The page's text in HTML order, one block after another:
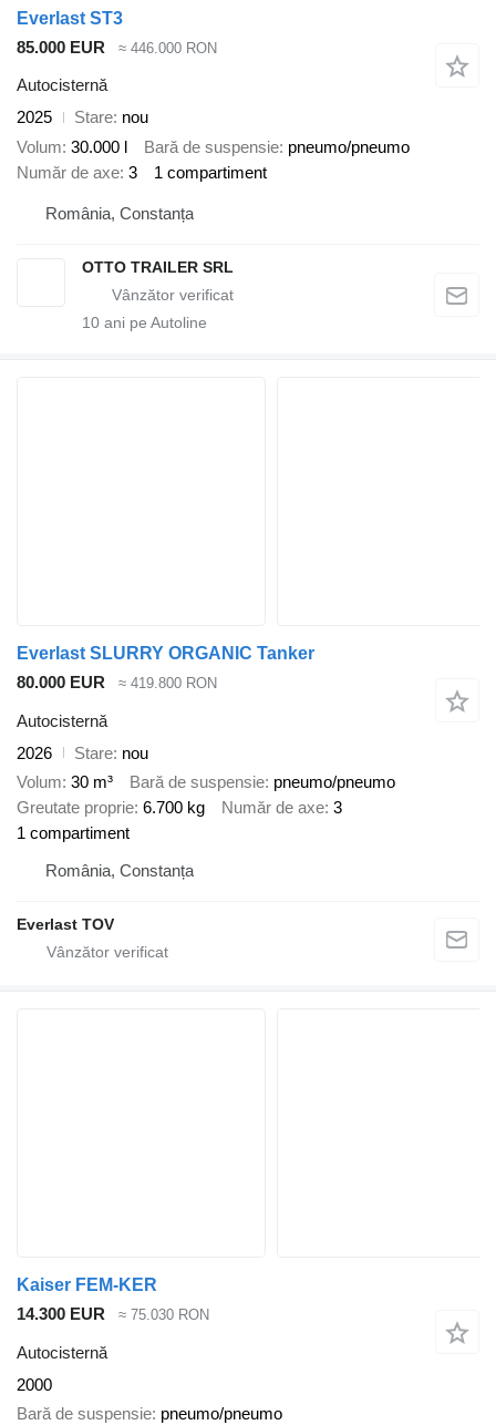
Everlast ST3
85.000 EUR
≈ 446.000 RON
Autocisternă
2025
Stare nou
Volum 30.000 l Bară de suspensie pneumo/pneumo
Număr de axe 3 1 compartiment
România, Constanța
OTTO TRAILER SRL
10 ani pe Autoline
Everlast SLURRY ORGANIC Tanker
80.000 EUR
≈ 419.800 RON
Autocisternă
2026
Stare nou
Volum 30 m³ Bară de suspensie pneumo/pneumo
Greutate proprie 6.700 kg Număr de axe 3
1 compartiment
România, Constanța
Everlast TOV
Kaiser FEM-KER
14.300 EUR
≈ 75.030 RON
Autocisternă
2000
Bară de suspensie pneumo/pneumo